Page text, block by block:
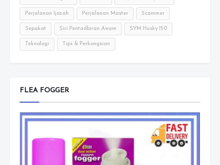
Perjalanan Ijazah Perjalanan Master Scammer
Sepakat Siri Pentadbiran Awam SYM Husky 150
Teknologi Tips & Perkongsian
FLEA FOGGER